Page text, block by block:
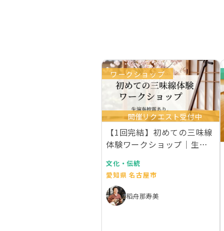
ワークショップ
開催リクエスト受付中
【1回完結】初めての三味線
体験ワークショップ｜生演
文化・伝統
愛知県 名古屋市
稻舟那寿美